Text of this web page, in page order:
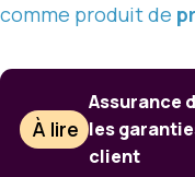
comme produit de
À lire
Assurance
les
client